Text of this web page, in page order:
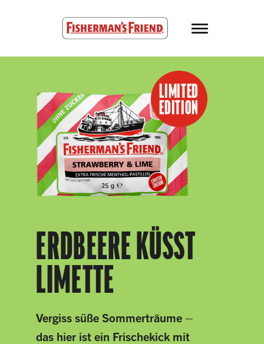
ERDBEERE KÜSST
LIMETTE
Vergiss süße Sommerträume –
das hier ist ein Frischekick mit
LIMITED
EDITION